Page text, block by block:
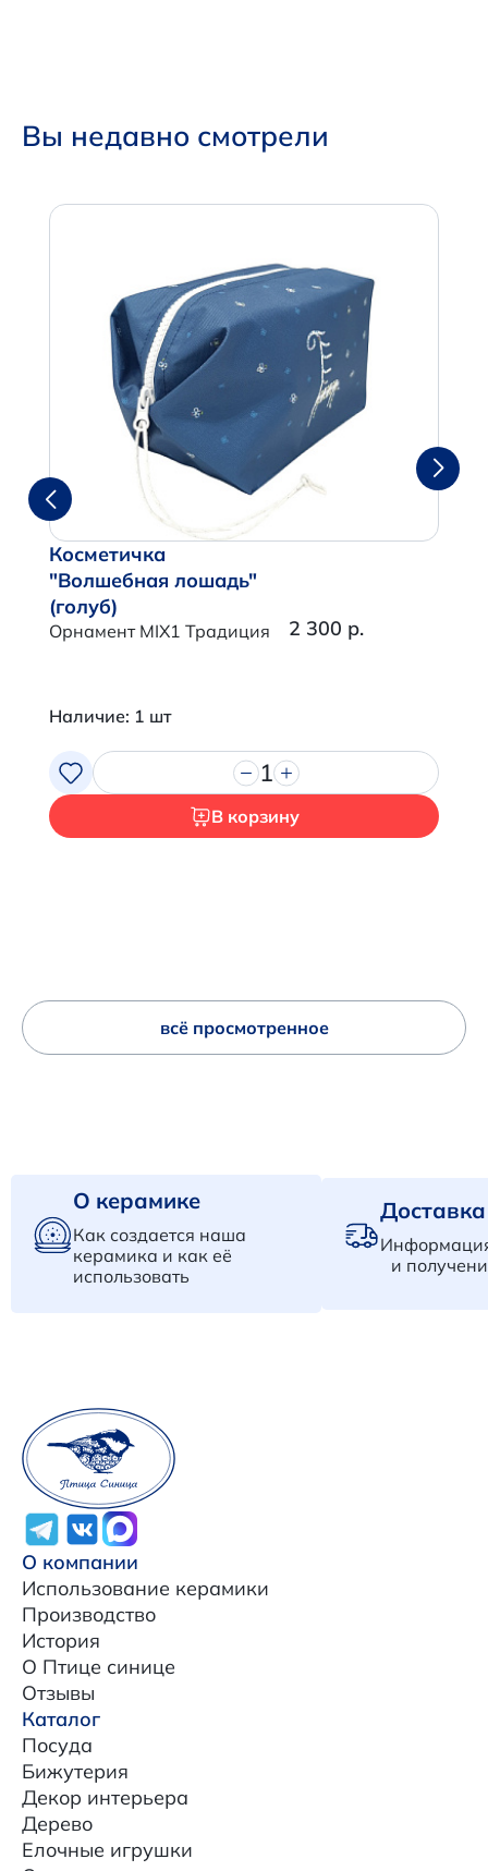
Вы недавно смотрели
Косметичка
"Волшебная лошадь"
(голуб)
Орнамент MIX1 Традиция 2 300 р.
Наличие: 1 шт
1
В корзину
всё просмотренное
О керамике
Как создается наша
керамика и как её
использовать
и
О компании
Использование керамики
Производство
История
О Птице синице
Отзывы
Каталог
Посуда
Бижутерия
Декор интерьера
Дерево
Елочные игрушки